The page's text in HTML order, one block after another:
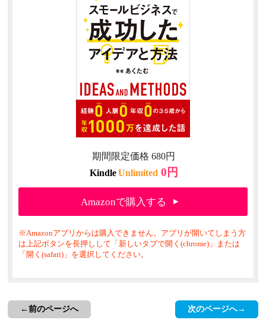
な思い込みでしかない。
コンビニで売っているソフトクリームと、観光牧場で
売っているソフトクリームが、同じ成分、同じ機械で
作られていたとしても、やはり多くの人が観光牧場の
ソフトクリームを食べてみたくなるのである。
ここで重要なのは、他の商品よりも価格が高いにも関
わらず、お客さんがお得だと感じていることだ。
お客さんが納得していて、なおかつ利益率が高くなる
のなら、やらない選択肢はない。
の専門性もなければ、この「希少なイメージ」と「お
得感」を演出することが、より利益を高めることに貢
具体的には、あなたが安い価格で提供してきたサービ
う。
同時に、既存サービスよりも圧倒的に高価格のサービ
屋にあたるだろう。
ステーキ専門店はコンサルや集客相談付き、デザイン
期間限定価格 680円
KindleUnlimited 0円
Amazonで購入する
※Amazonアプリからは購入できません。アプリが開いてしまう方
は上記ボタンを長押しして「新しいタブで開く(chrome)」または
「開く(safari)」を選択してください。
←前のページへ 次のページへ→